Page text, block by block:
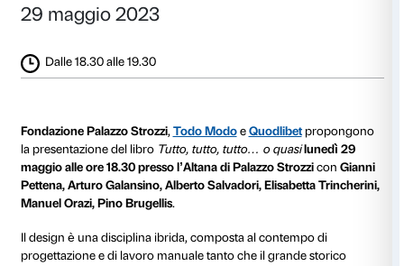
EVENTO CONFERENZA
Dettagli
29 maggio 2023